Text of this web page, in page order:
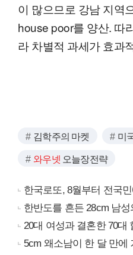
이 많으므로 강남 지역
house poor를 양산. 따
라 차별적 과세가 효과
김학주의 마켓 미
와우넷 오늘장전략
한국로또, 8월부터 전국
한반도를 흔든 28cm 남
20대 여성과 결혼한 70대
5cm 왜소남이 한 달 만에